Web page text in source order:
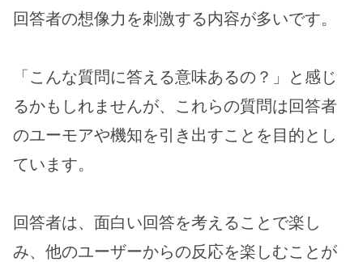
回答者の想像力を刺激する内容が多いです。
「こんな質問に答える意味あるの？」と感じ
るかもしれませんが、これらの質問は回答者
のユーモアや機知を引き出すことを目的とし
ています。
回答者は、面白い回答を考えることで楽し
み、他のユーザーからの反応を楽しむことが